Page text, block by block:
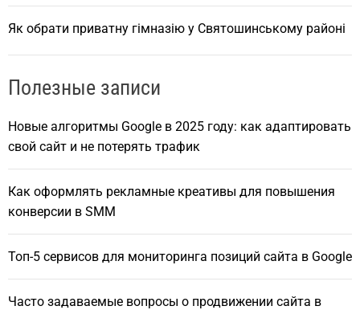
Як обрати приватну гімназію у Святошинському районі
Полезные записи
Новые алгоритмы Google в 2025 году: как адаптировать
свой сайт и не потерять трафик
Как оформлять рекламные креативы для повышения
конверсии в SMM
Топ-5 сервисов для мониторинга позиций сайта в Google
Часто задаваемые вопросы о продвижении сайта в